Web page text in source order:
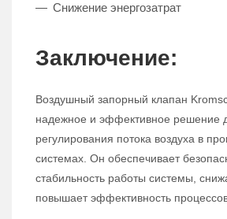
Снижение энергозатрат
Заключение:
Воздушный запорный клапан
надежное и эффективное решение
регулирования потока воздуха в
системах. Он обеспечивает
стабильность работы системы,
повышает эффективность